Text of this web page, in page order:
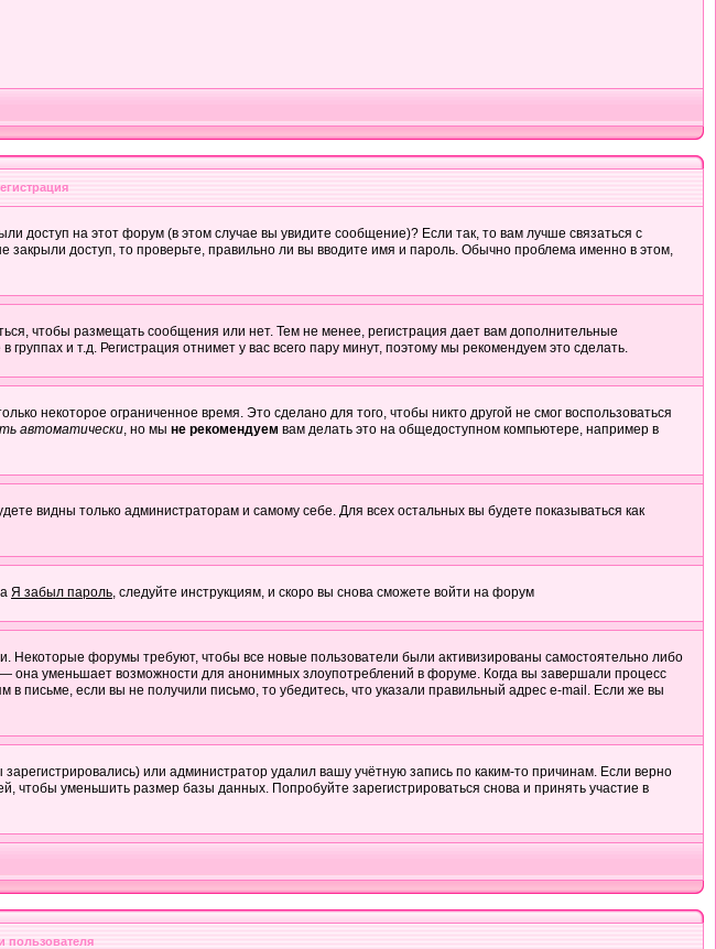
доступ на этот форум (в этом случае вы увидите сообщение)? Если так, то вам лучше связаться с
доступ, то проверьте, правильно ли вы вводите имя и пароль. Обычно проблема именно в этом,
чтобы размещать сообщения или нет. Тем не менее, регистрация дает вам дополнительные
и т.д. Регистрация отнимет у вас всего пару минут, поэтому мы рекомендуем это сделать.
некоторое ограниченное время. Это сделано для того, чтобы никто другой не смог воспользоваться
автоматически, но мы не рекомендуем вам делать это на общедоступном компьютере, например в
видны только администраторам и самому себе. Для всех остальных вы будете показываться как
Я забыл пароль, следуйте инструкциям, и скоро вы снова сможете войти на форум
Некоторые форумы требуют, чтобы все новые пользователи были активизированы самостоятельно либо
она уменьшает возможности для анонимных злоупотреблений в форуме. Когда вы завершали процесс
письме, если вы не получили письмо, то убедитесь, что указали правильный адрес e-mail. Если же вы
или администратор удалил вашу учётную запись по каким-то причинам. Если верно
уменьшить размер базы данных. Попробуйте зарегистрироваться снова и принять участие в
пользователя